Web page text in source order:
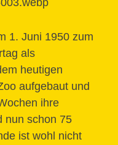
1. Juni 1950 zum
als
heutigen
aufgebaut und
ihre
nun schon 75
ist wohl nicht